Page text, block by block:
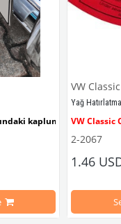
kaplumbağa
VW
Yağ
VW
2-2067
1.46